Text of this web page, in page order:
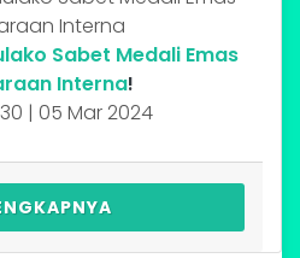
Sabet Medali Emas
Interna!
| 05 Mar 2024